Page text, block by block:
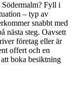
Södermalm? Fyll i
– typ av
snabbt med
nästa steg. Oavsett
företag eller är
offert och en
boka besiktning